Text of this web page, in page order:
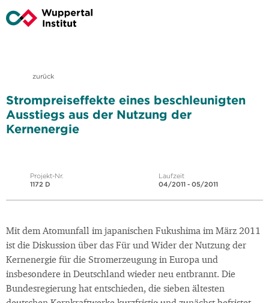
zurück
Strompreiseffekte eines beschleunigten
Ausstiegs aus der Nutzung der
Kernenergie
Projekt-Nr.
1172 D
Laufzeit
04/2011 - 05/2011
Mit dem Atomunfall im japanischen Fukushima im März 2011
ist die Diskussion über das Für und Wider der Nutzung der
Kernenergie für die Stromerzeugung in Europa und
insbesondere in Deutschland wieder neu entbrannt. Die
Bundesregierung hat entschieden, die sieben ältesten